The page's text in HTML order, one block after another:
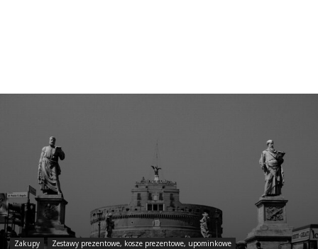
Zakupy Zestawy prezentowe, kosze prezentowe, upominkowe